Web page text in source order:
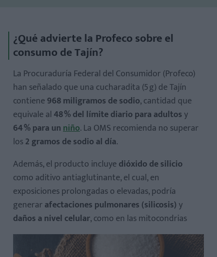
Salud cardiovascular y presión arterial
Problemas respiratorios y daño celular
Etiquetado engañoso
¿Qué advierte la Profeco sobre el
consumo de Tajín?
La Procuraduría Federal del Consumidor (Profeco)
han señalado que una cucharadita (5 g) de Tajín
contiene 968 miligramos de sodio, cantidad que
equivale al48 % del límite diario para adultosy
64 % para unniño. La OMS recomienda no superar
los2 gramos de sodio al día.
Además, el producto incluye dióxido de silicio
como aditivo antiaglutinante, el cual, en
exposiciones prolongadas o elevadas, podría
generar afectaciones pulmonares (silicosis)y
daños a nivel celular, como en las mitocondrias